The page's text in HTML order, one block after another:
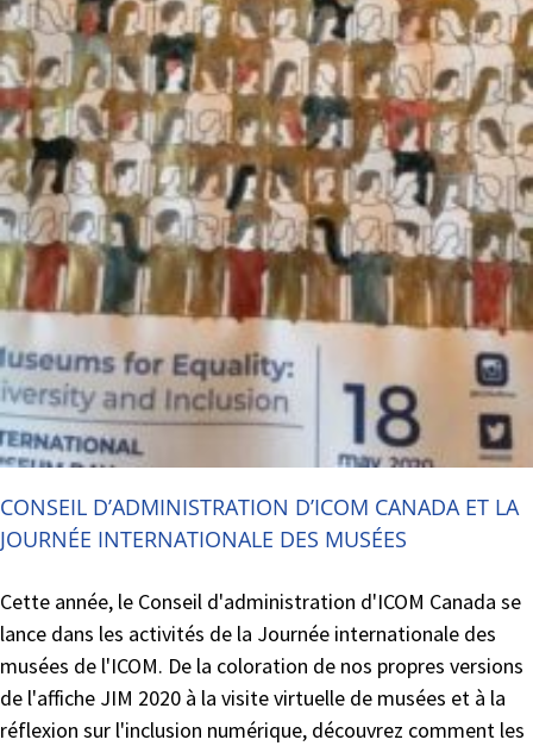
CONSEIL D’ADMINISTRATION D’ICOM CANADA ET LA
JOURNÉE INTERNATIONALE DES MUSÉES
Cette année, le Conseil d'administration d'ICOM Canada se
lance dans les activités de la Journée internationale des
musées de l'ICOM. De la coloration de nos propres versions
de l'affiche JIM 2020 à la visite virtuelle de musées et à la
réflexion sur l'inclusion numérique, découvrez comment les